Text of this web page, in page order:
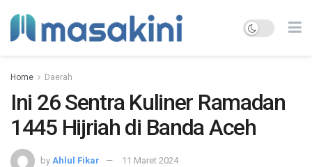
Home Daerah
Ini 26 Sentra Kuliner Ramadan
1445 Hijriah di Banda Aceh
by Ahlul Fikar 11 Maret 2024